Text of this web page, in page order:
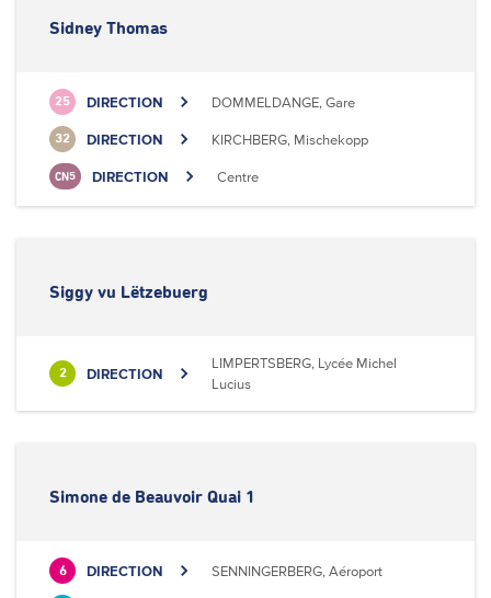
Sidney Thomas
25 DIRECTION DOMMELDANGE, Gare
32 DIRECTION KIRCHBERG, Mischekopp
CN5 DIRECTION Centre
Siggy vu Lëtzebuerg
2 DIRECTION
LIMPERTSBERG, Lycée Michel
Lucius
Simone de Beauvoir Quai 1
6 DIRECTION SENNINGERBERG, Aéroport